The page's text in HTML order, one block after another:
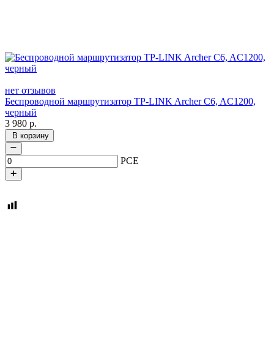
нет отзывов
Беспроводной маршрутизатор TP-LINK Archer C6, AC1200,
черный
3 980 р.
В корзину
PCE